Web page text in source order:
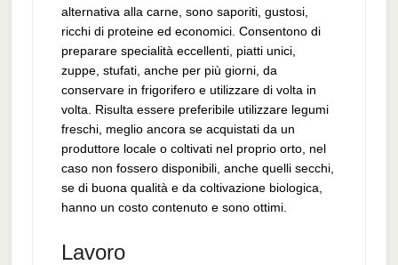
alternativa alla carne, sono saporiti, gustosi,
ricchi di proteine ed economici. Consentono di
preparare specialità eccellenti, piatti unici,
zuppe, stufati, anche per più giorni, da
conservare in frigorifero e utilizzare di volta in
volta. Risulta essere preferibile utilizzare legumi
freschi, meglio ancora se acquistati da un
produttore locale o coltivati nel proprio orto, nel
caso non fossero disponibili, anche quelli secchi,
se di buona qualità e da coltivazione biologica,
hanno un costo contenuto e sono ottimi.
Lavoro